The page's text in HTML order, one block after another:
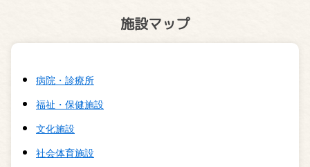
施設マップ
病院・診療所
福祉・保健施設
文化施設
社会体育施設